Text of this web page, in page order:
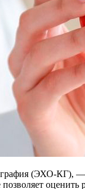
(ЭХО-КГ), —
оценить